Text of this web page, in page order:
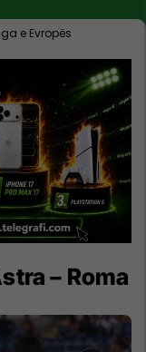
e Evropës
– Roma